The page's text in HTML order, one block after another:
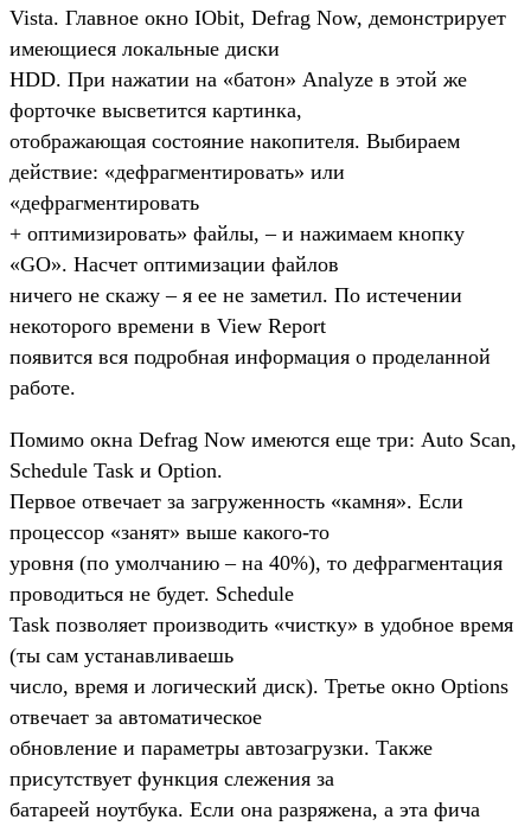
Vista. Главное окно IObit, Defrag Now, демонстрирует
имеющиеся локальные диски
HDD. При нажатии на «батон» Analyze в этой же
форточке высветится картинка,
отображающая состояние накопителя. Выбираем
действие: «дефрагментировать» или
«дефрагментировать
+ оптимизировать» файлы, – и нажимаем кнопку
«GO». Насчет оптимизации файлов
ничего не скажу – я ее не заметил. По истечении
некоторого времени в View Report
появится вся подробная информация о проделанной
работе.
Помимо окна Defrag Now имеются еще три: Auto Scan,
Schedule Task и Option.
Первое отвечает за загруженность «камня». Если
процессор «занят» выше какого-то
уровня (по умолчанию – на 40%), то дефрагментация
проводиться не будет. Schedule
Task позволяет производить «чистку» в удобное время
(ты сам устанавливаешь
число, время и логический диск). Третье окно Options
отвечает за автоматическое
обновление и параметры автозагрузки. Также
присутствует функция слежения за
батареей ноутбука. Если она разряжена, а эта фича